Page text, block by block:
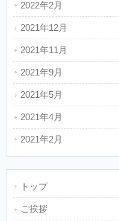
2022年2月
2021年12月
2021年11月
2021年9月
2021年5月
2021年4月
2021年2月
トップ
ご挨拶